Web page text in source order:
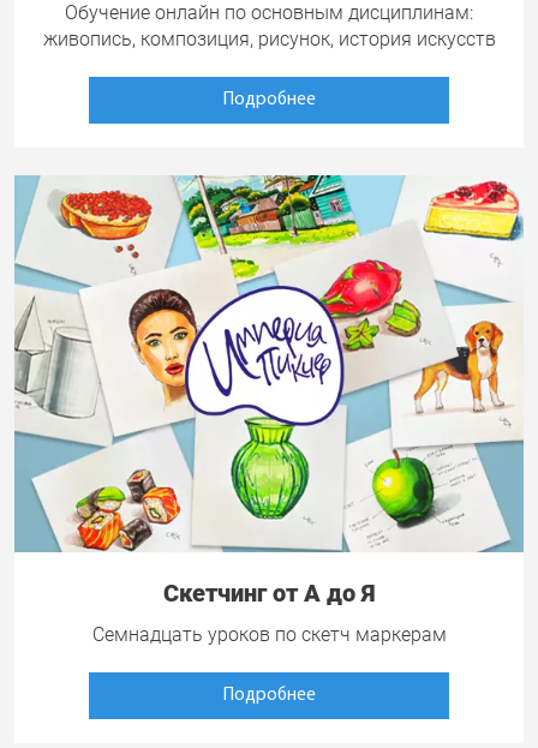
Обучение онлайн по основным дисциплинам:
живопись, композиция, рисунок, история искусств
Подробнее
Скетчинг от А до Я
Семнадцать уроков по скетч маркерам
Подробнее